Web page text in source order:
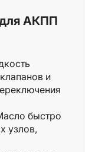
АКПП
и
быстро
узлов,